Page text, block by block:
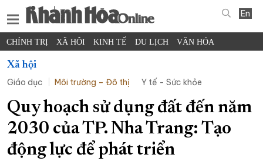
En
CHÍNH TRỊ XÃ HỘI KINH TẾ DU LỊCH VĂN HÓA
THỂ THAO
KHOA HỌC - CÔNG NGHỆ PHÁP LUẬT BẠN ĐỌC
THẾ GIỚI MULTIMEDIA VIDEO ĐỌC BÁO ONLINE
PODCAST THÔNG TIN - QUẢNG CÁO
QUY HOẠCH TỈNH KHÁNH HÒA
Xã hội
Giáo dục
Môi trường – Đô thị Y tế - Sức khỏe
Quy hoạch sử dụng đất đến năm
2030 của TP. Nha Trang: Tạo
động lực để phát triển